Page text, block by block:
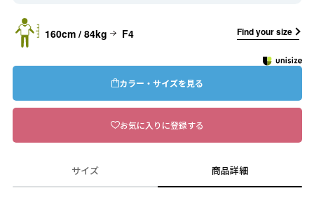
160cm / 84kg F4 Find your size
カラー・サイズを見る
お気に入りに登録する
サイズ 商品詳細